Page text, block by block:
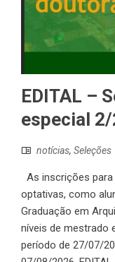
EDITAL –
especial
notícias, Seleções
As inscrições
optativas, como
Graduação em
níveis de mestrado
período de 27/07/